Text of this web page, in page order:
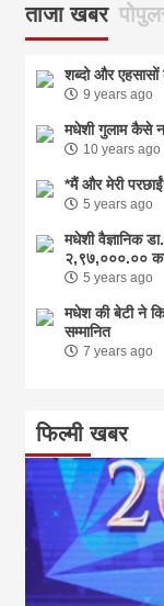
ताजा खबर
शब्दो और एहसासों
9 years ago
मधेशी गुलाम कैसे
10 years ago
*मैं और मेरी
5 years ago
मधेशी वैज्ञानिक
२,९७,०००.०० का
5 years ago
मधेश की बेटी ने
सम्मानित
7 years ago
फिल्मी खबर